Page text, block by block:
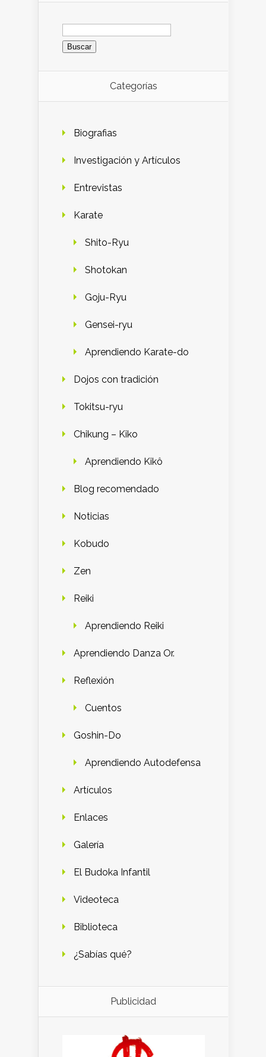
Buscar:
Categorías
Biografias
Investigación y Artículos
Entrevistas
Karate
Shito-Ryu
Shotokan
Goju-Ryu
Gensei-ryu
Aprendiendo Karate-do
Dojos con tradición
Tokitsu-ryu
Chikung – Kiko
Aprendiendo Kikô
Blog recomendado
Noticias
Kobudo
Zen
Reiki
Aprendiendo Reiki
Aprendiendo Danza Or.
Reflexión
Cuentos
Goshin-Do
Aprendiendo Autodefensa
Artículos
Enlaces
Galería
El Budoka Infantil
Videoteca
Biblioteca
¿Sabías qué?
Publicidad